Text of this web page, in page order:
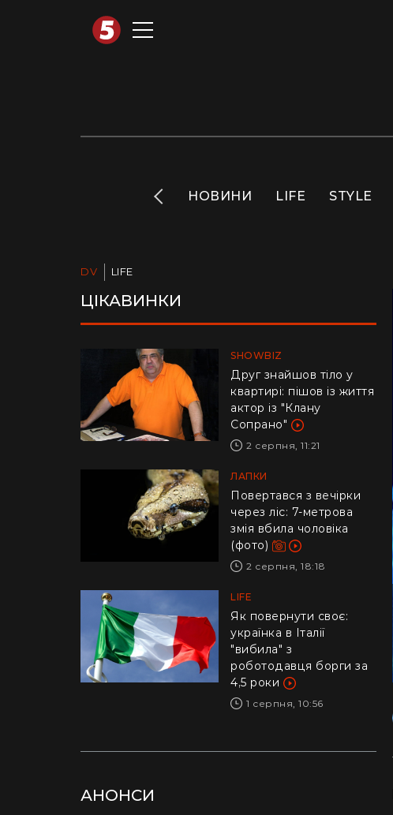
INFO НОВИНИ LIFE STYLE
DV LIFE
ЦІКАВИНКИ
SHOWBIZ
Друг знайшов тіло у
квартирі: пішов із життя
актор із "Клану
Сопрано"
2 серпня, 11:21
ЛАПКИ
Повертався з вечірки
через ліс: 7-метрова
змія вбила чоловіка
(фото)
2 серпня, 18:18
LIFE
​Як повернути своє:
українка в Італії
"вибила" з
роботодавця борги за
4,5 роки
1 серпня, 10:56
АНОНСИ